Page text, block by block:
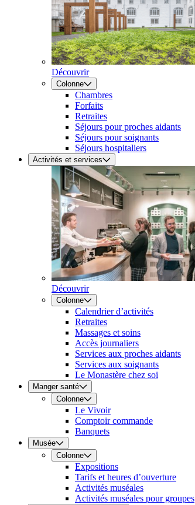
Découvrir
Colonne
Chambres
Forfaits
Retraites
Séjours pour proches aidants
Séjours pour soignants
Séjours hospitaliers
Activités et services
Découvrir
Colonne
Calendrier d’activités
Retraites
Massages et soins
Accès journaliers
Services aux proches aidants
Services aux soignants
Le Monastère chez soi
Manger santé
Colonne
Le Vivoir
Comptoir commande
Banquets
Musée
Colonne
Expositions
Tarifs et heures d’ouverture
Activités muséales
Activités muséales pour groupes